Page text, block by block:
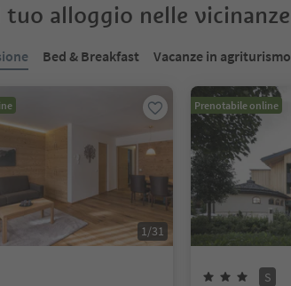
tuo alloggio nelle vicinanze
Bed & Breakfast Vacanze in agriturismo
1/31
Prenotabile online
S